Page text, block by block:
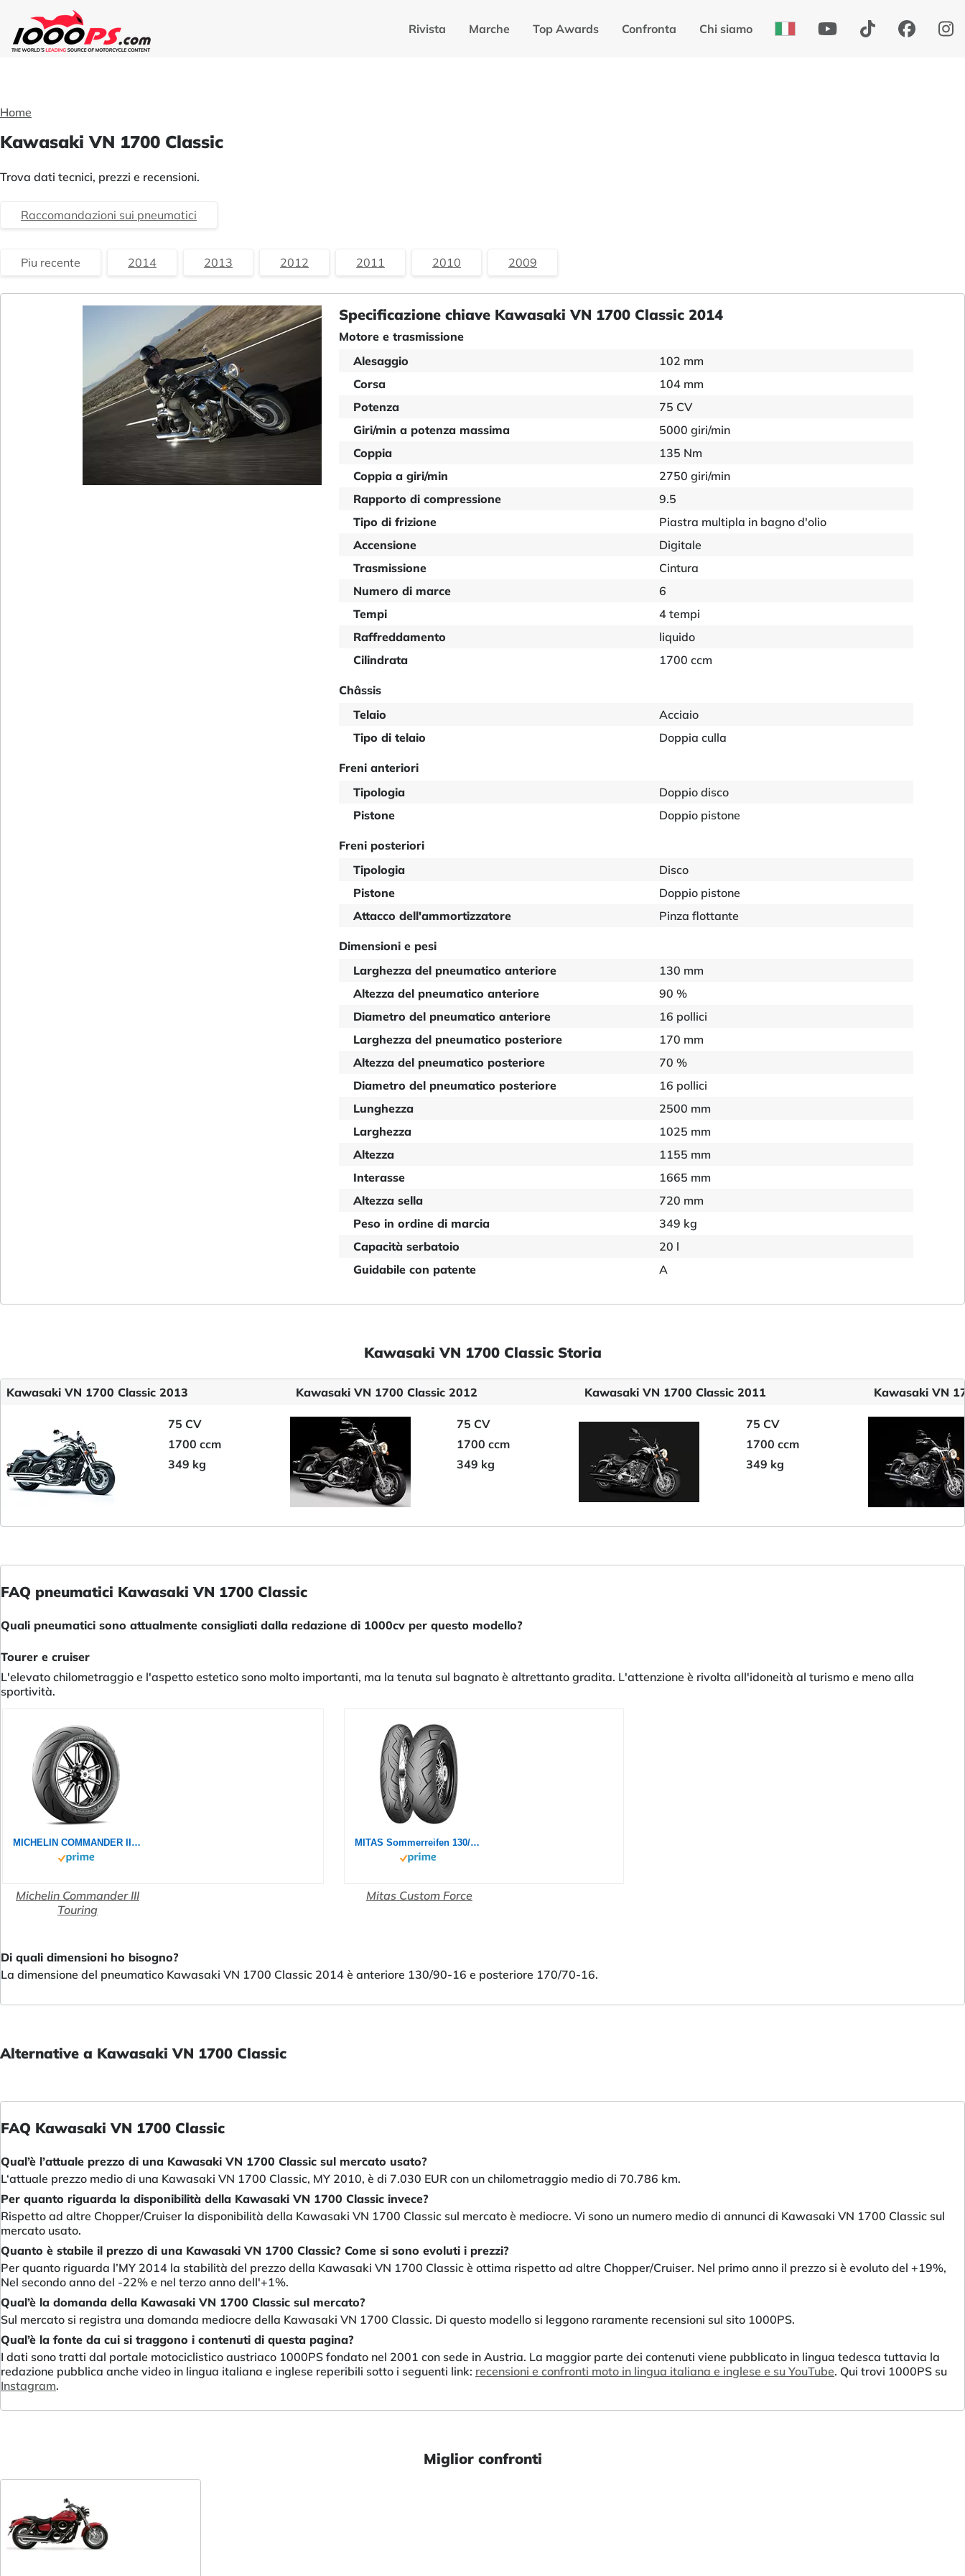
Rivista Marche Top Awards Confronta Chi siamo
Home
Kawasaki VN 1700 Classic
Trova dati tecnici, prezzi e recensioni.
Raccomandazioni sui pneumatici
Piu recente 2014 2013 2012 2011 2010 2009
Specificazione chiave Kawasaki VN 1700 Classic 2014
Motore e trasmissione
Alesaggio
102 mm
Corsa
104 mm
Potenza
75 CV
Giri/min a potenza massima
5000 giri/min
Coppia
135 Nm
Coppia a giri/min
2750 giri/min
Rapporto di compressione
9.5
Tipo di frizione
Piastra multipla in bagno d'olio
Accensione
Digitale
Trasmissione
Cintura
Numero di marce
6
Tempi
4 tempi
Raffreddamento
liquido
Cilindrata
1700 ccm
Châssis
Telaio
Acciaio
Tipo di telaio
Doppia culla
Freni anteriori
Tipologia
Doppio disco
Pistone
Doppio pistone
Freni posteriori
Tipologia
Disco
Pistone
Doppio pistone
Attacco dell'ammortizzatore
Pinza flottante
Dimensioni e pesi
Larghezza del pneumatico anteriore
130 mm
Altezza del pneumatico anteriore
90 %
Diametro del pneumatico anteriore
16 pollici
Larghezza del pneumatico posteriore
170 mm
Altezza del pneumatico posteriore
70 %
Diametro del pneumatico posteriore
16 pollici
Lunghezza
2500 mm
Larghezza
1025 mm
Altezza
1155 mm
Interasse
1665 mm
Altezza sella
720 mm
Peso in ordine di marcia
349 kg
Capacità serbatoio
20 l
Guidabile con patente
A
Kawasaki VN 1700 Classic Storia
Kawasaki VN 1700 Classic 2013
75 CV
1700 ccm
349 kg
Kawasaki VN 1700 Classic 2012
75 CV
1700 ccm
349 kg
Kawasaki VN 1700 Classic 2011
75 CV
1700 ccm
349 kg
Kawasaki VN
FAQ pneumatici Kawasaki VN 1700 Classic
Quali pneumatici sono attualmente consigliati dalla redazione di 1000cv per questo modello?
Tourer e cruiser
L'elevato chilometraggio e l'aspetto estetico sono molto importanti, ma la tenuta sul bagnato è altrettanto gradita. L'attenzione è rivolta all'idoneità al turismo e meno alla
sportività.
MICHELIN COMMANDER III TOURING 130/90B16 73H - Vorderseite Reifen
Michelin Commander III
Touring
MITAS Sommerreifen 130/90-16 M/C TL 67H CUSTOM FORCE (SLO)
Mitas Custom Force
Di quali dimensioni ho bisogno?
La dimensione del pneumatico Kawasaki VN 1700 Classic 2014 è anteriore 130/90-16 e posteriore 170/70-16.
Alternative a Kawasaki VN 1700 Classic
FAQ Kawasaki VN 1700 Classic
Qual’è l’attuale prezzo di una Kawasaki VN 1700 Classic sul mercato usato?
L‘attuale prezzo medio di una Kawasaki VN 1700 Classic, MY 2010, è di 7.030 EUR con un chilometraggio medio di 70.786 km.
Per quanto riguarda la disponibilità della Kawasaki VN 1700 Classic invece?
Rispetto ad altre Chopper/Cruiser la disponibilità della Kawasaki VN 1700 Classic sul mercato è mediocre. Vi sono un numero medio di annunci di Kawasaki VN 1700 Classic sul
mercato usato.
Quanto è stabile il prezzo di una Kawasaki VN 1700 Classic? Come si sono evoluti i prezzi?
Per quanto riguarda l’MY 2014 la stabilità del prezzo della Kawasaki VN 1700 Classic è ottima rispetto ad altre Chopper/Cruiser. Nel primo anno il prezzo si è evoluto del +19%,
Nel secondo anno del -22% e nel terzo anno dell'+1%.
Qual’è la domanda della Kawasaki VN 1700 Classic sul mercato?
Sul mercato si registra una domanda mediocre della Kawasaki VN 1700 Classic. Di questo modello si leggono raramente recensioni sul sito 1000PS.
Qual’è la fonte da cui si traggono i contenuti di questa pagina?
I dati sono tratti dal portale motociclistico austriaco 1000PS fondato nel 2001 con sede in Austria. La maggior parte dei contenuti viene pubblicato in lingua tedesca tuttavia la
redazione pubblica anche video in lingua italiana e inglese reperibili sotto i seguenti link: recensioni e confronti moto in lingua italiana e inglese e su YouTube. Qui trovi 1000PS su
Instagram.
Miglior confronti